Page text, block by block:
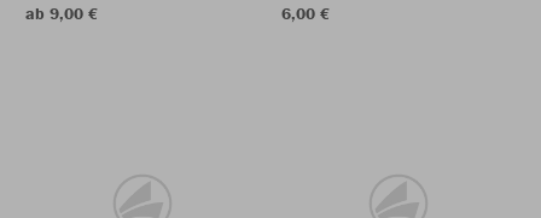
ab 9,00 €
6,00 €